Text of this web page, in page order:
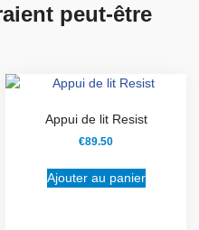
peut-être
Appui de lit Resist
€89.50
Ajouter au panier